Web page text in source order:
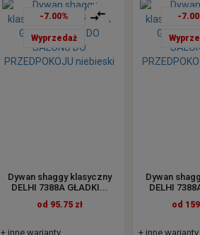
-7.00%
Wyprzedaż
Dywan shaggy klasyczny
DELHI 7388A GŁADKI...
od 95.75 zł
+ inne warianty
-
Dywan
DELHI
od
+ inne warianty